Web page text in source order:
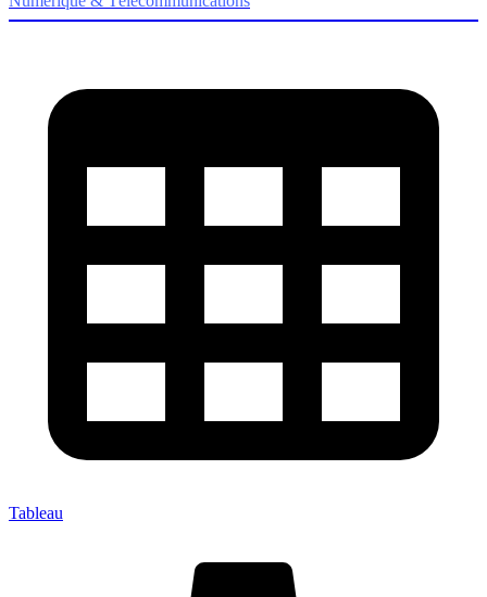
Tableau